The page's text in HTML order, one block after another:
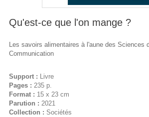
Qu'est-ce que l'on mange ?
Les savoirs alimentaires à l'aune des Sciences
Communication
Support : Livre
Pages : 235 p.
Format : 15 x 23 cm
Parution : 2021
Collection : Sociétés